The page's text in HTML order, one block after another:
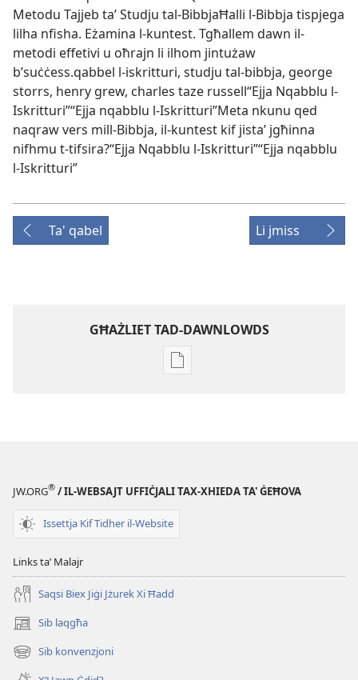
Metodu Tajjeb taʼ Studju tal-BibbjaĦalli l-Bibbja tispjega
lilha nfisha. Eżamina l-kuntest. Tgħallem dawn il-
metodi effetivi u oħrajn li ilhom jintużaw
b’suċċess.qabbel l-iskritturi, studju tal-bibbja, george
storrs, henry grew, charles taze russell“Ejja Nqabblu l-
Iskritturi”“Ejja nqabblu l-Iskritturi”Meta nkunu qed
naqraw vers mill-Bibbja, il-kuntest kif jistaʼ jgħinna
nifhmu t-tifsira?“Ejja Nqabblu l-Iskritturi”“Ejja nqabblu
l-Iskritturi”
Ta' qabel Li jmiss
GĦAŻLIET TAD-DAWNLOWDS
Għażliet
IT-
GĦASSA
EDIZZJONI
JW.ORG® / IL-WEBSAJT UFFIĊJALI TAX-XHIEDA TA' ĠEĦOVA
Issettja Kif Tidher il-Website
Links taʼ Malajr
Saqsi Biex Jiġi Jżurek Xi Ħadd
Sib laqgħa
(opens
new
window)
Sib konvenzjoni
(opens
new